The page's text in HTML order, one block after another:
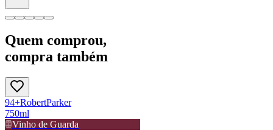
Quem comprou,
compra também
94+RobertParker
750ml
Vinho de Guarda